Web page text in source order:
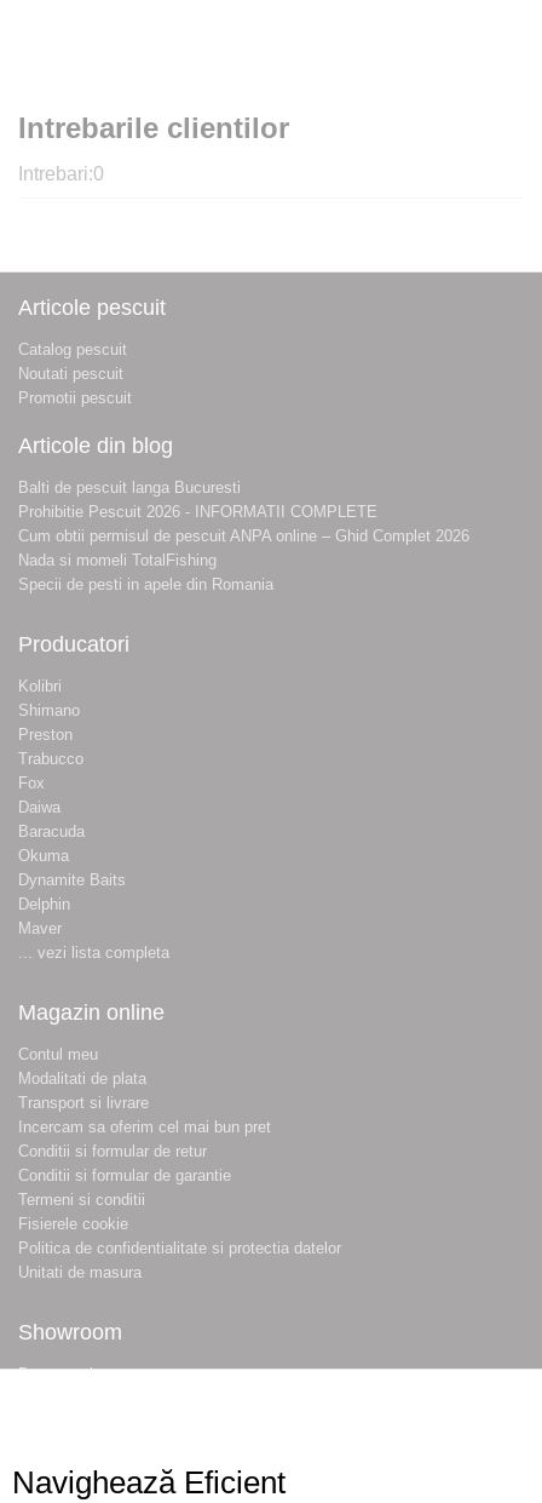
Intrebarile clientilor
Intrebari:0
Articole pescuit
Catalog pescuit
Noutati pescuit
Promotii pescuit
Articole din blog
Balti de pescuit langa Bucuresti
Prohibitie Pescuit 2026 - INFORMATII COMPLETE
Cum obtii permisul de pescuit ANPA online – Ghid Complet 2026
Nada si momeli TotalFishing
Specii de pesti in apele din Romania
Producatori
Kolibri
Shimano
Preston
Trabucco
Fox
Daiwa
Baracuda
Okuma
Dynamite Baits
Delphin
Maver
... vezi lista completa
Magazin online
Contul meu
Modalitati de plata
Transport si livrare
Incercam sa oferim cel mai bun pret
Conditii si formular de retur
Conditii si formular de garantie
Termeni si conditii
Fisierele cookie
Politica de confidentialitate si protectia datelor
Unitati de masura
Showroom
Despre noi
Navighează Eficient